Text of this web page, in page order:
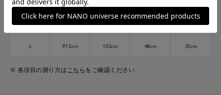
S 85cm
M 88.5cm 99cm 47cm 34cm
L 91.5cm 102cm 48cm 35cm
※ 各項目の測り方は こちら をご確認ください